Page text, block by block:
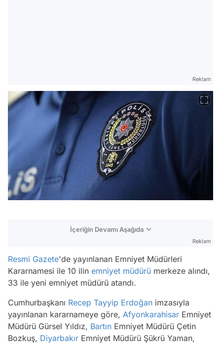
Reklam
İçeriğin Devamı Aşağıda
Reklam
Resmi Gazete'de yayınlanan Emniyet Müdürleri
Kararnamesi ile 10 ilin emniyet müdürü merkeze alındı,
33 ile yeni emniyet müdürü atandı.
Cumhurbaşkanı Recep Tayyip Erdoğan imzasıyla
yayınlanan kararnameye göre, Afyonkarahisar Emniyet
Müdürü Gürsel Yıldız, Bartın Emniyet Müdürü Çetin
Bozkuş, Diyarbakır Emniyet Müdürü Şükrü Yaman,